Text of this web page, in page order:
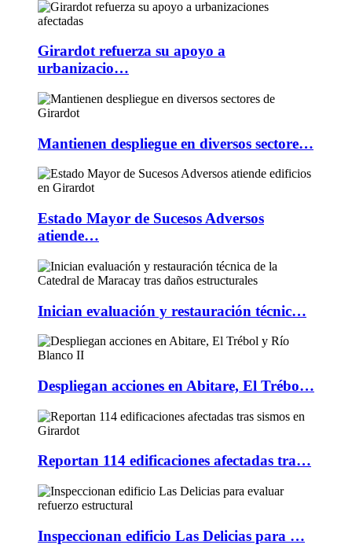
Girardot refuerza su apoyo a
urbanizacio…
Mantienen despliegue en diversos sectore…
Estado Mayor de Sucesos Adversos
atiende…
Inician evaluación y restauración técnic…
Despliegan acciones en Abitare, El Trébo…
Reportan 114 edificaciones afectadas tra…
Inspeccionan edificio Las Delicias para …